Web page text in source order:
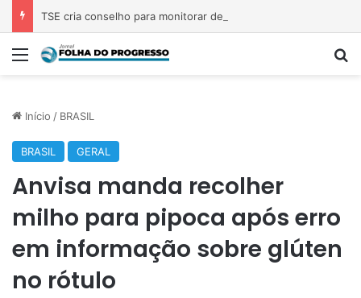
Menu
Início / BRASIL
BRASIL GERAL
Anvisa manda recolher
milho para pipoca após erro
em informação sobre glúten
no rótulo